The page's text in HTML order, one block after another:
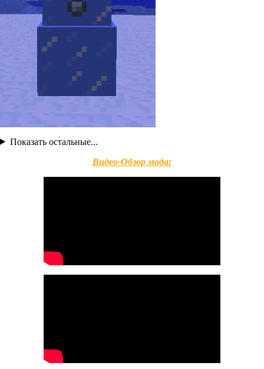
Показать остальные...
Видео-Обзор мода: